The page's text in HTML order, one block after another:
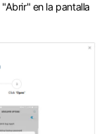
en la pantalla